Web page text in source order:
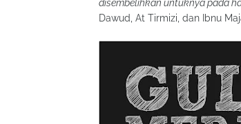
disembelihkan untuknya pada
Dawud, At Tirmizi, dan Ibnu